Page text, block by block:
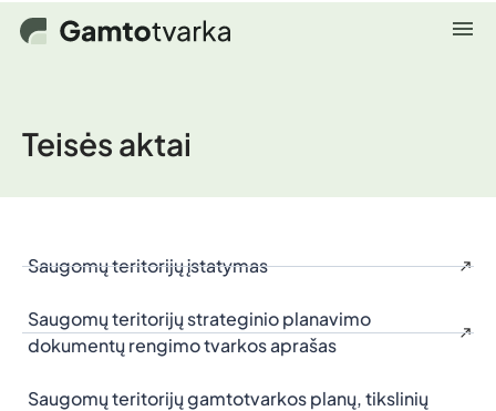
Teisės aktai
Saugomų teritorijų įstatymas
Saugomų teritorijų strateginio planavimo
dokumentų rengimo tvarkos aprašas
Saugomų teritorijų gamtotvarkos planų, tikslinių